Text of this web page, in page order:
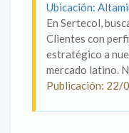
Ubicación:
En Sertecol,
Clientes con
estratégico a
mercado latino.
Publicación: